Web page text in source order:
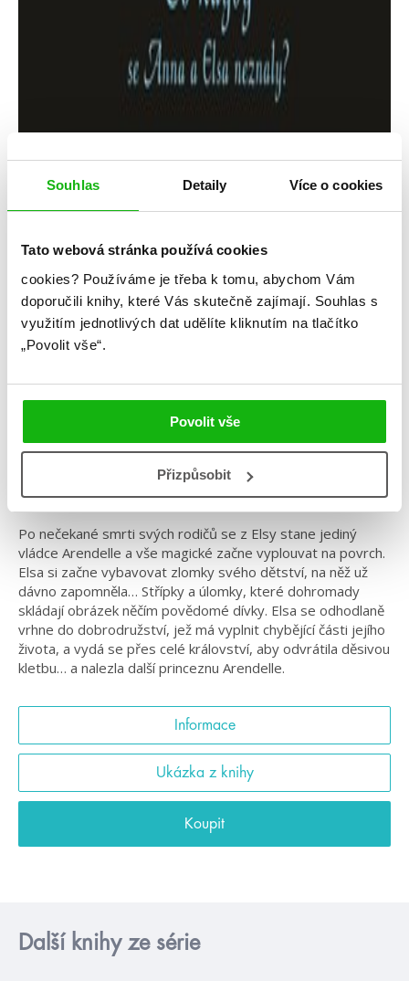
Souhlas Detaily Více o cookies
Tato webová stránka používá cookies
cookies? Používáme je třeba k tomu, abychom Vám
doporučili knihy, které Vás skutečně zajímají. Souhlas s
využitím jednotlivých dat udělíte kliknutím na tlačítko
„Povolit vše“.
Povolit vše
Přizpůsobit
Série: Co kdyby...
Disney – Co kdyby… Mrazivá kletba
#cokdyby #jencalonita #mrazivákletba #standalone
Co kdyby se Anna a Elsa neznaly?
Po nečekané smrti svých rodičů se z Elsy stane jediný
vládce Arendelle a vše magické začne vyplouvat na povrch.
Elsa si začne vybavovat zlomky svého dětství, na něž už
dávno zapomněla… Střípky a úlomky, které dohromady
skládají obrázek něčím povědomé dívky. Elsa se odhodlaně
vrhne do dobrodružství, jež má vyplnit chybějící části jejího
života, a vydá se přes celé království, aby odvrátila děsivou
kletbu… a nalezla další princeznu Arendelle.
Informace
Ukázka z knihy
Koupit
Další knihy ze série